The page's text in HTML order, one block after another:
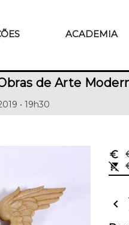
ACADEMIA
de Arte
• 19h30
euro_symbol
remove_shopping_cart
chevron_left